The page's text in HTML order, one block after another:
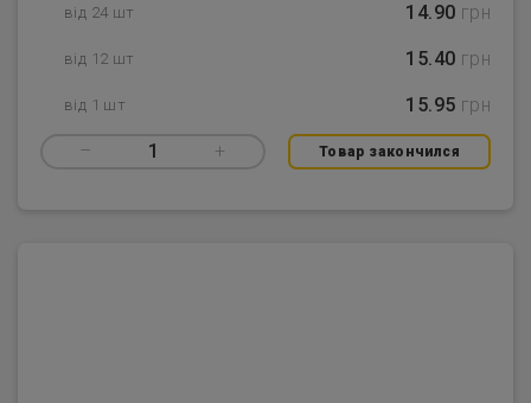
від 24 шт 14.90 грн
від 12 шт 15.40 грн
від 1 шт 15.95 грн
– 1 + Товар закончился